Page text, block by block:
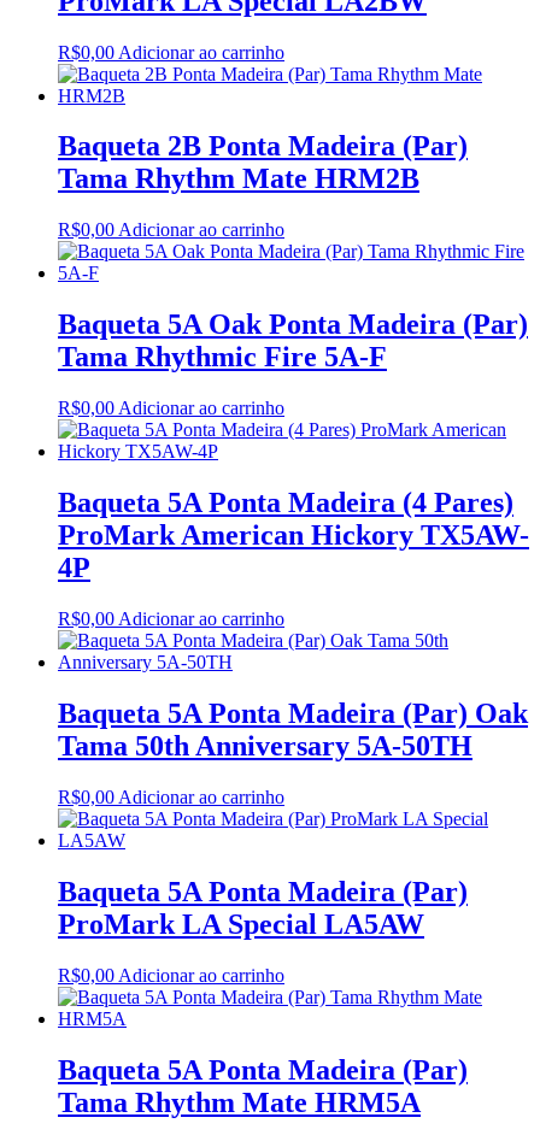
R$0,00 Adicionar ao carrinho
Baqueta 2B Ponta Madeira (Par)
Tama Rhythm Mate HRM2B
R$0,00 Adicionar ao carrinho
Baqueta 5A Oak Ponta Madeira (Par)
Tama Rhythmic Fire 5A-F
R$0,00 Adicionar ao carrinho
Baqueta 5A Ponta Madeira (4 Pares)
ProMark American Hickory TX5AW-
4P
R$0,00 Adicionar ao carrinho
Baqueta 5A Ponta Madeira (Par) Oak
Tama 50th Anniversary 5A-50TH
R$0,00 Adicionar ao carrinho
Baqueta 5A Ponta Madeira (Par)
ProMark LA Special LA5AW
R$0,00 Adicionar ao carrinho
Baqueta 5A Ponta Madeira (Par)
Tama Rhythm Mate HRM5A